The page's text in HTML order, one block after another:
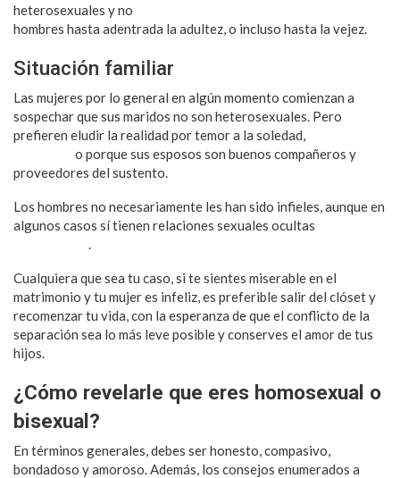
heterosexuales y no
hombres hasta adentrada la adultez, o incluso hasta la vejez.
Situación familiar
Las mujeres por lo general en algún momento comienzan a
sospechar que sus maridos no son heterosexuales. Pero
prefieren eludir la realidad por temor a la soledad,
o porque sus esposos son buenos compañeros y
proveedores del sustento.
Los hombres no necesariamente les han sido infieles, aunque en
algunos casos sí tienen relaciones sexuales ocultas
.
Cualquiera que sea tu caso, si te sientes miserable en el
matrimonio y tu mujer es infeliz, es preferible salir del clóset y
recomenzar tu vida, con la esperanza de que el conflicto de la
separación sea lo más leve posible y conserves el amor de tus
hijos.
¿Cómo revelarle que eres homosexual o
bisexual?
En términos generales, debes ser honesto, compasivo,
bondadoso y amoroso. Además, los consejos enumerados a